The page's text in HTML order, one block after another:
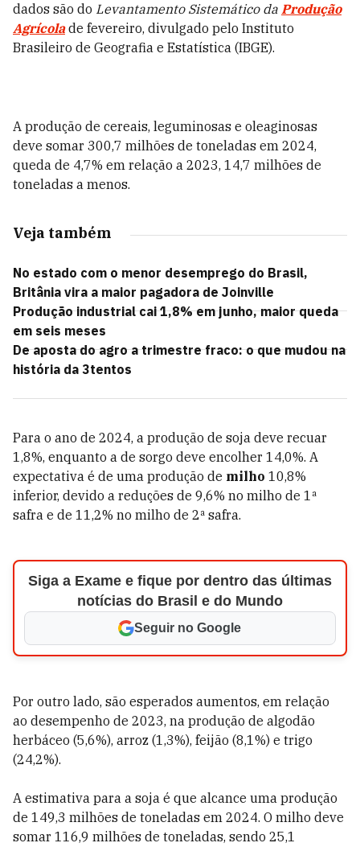
dados são do Levantamento Sistemático da Produção
Agrícolade fevereiro, divulgado pelo Instituto
Brasileiro de Geografia e Estatística (IBGE).
A produção de cereais, leguminosas e oleaginosas
deve somar 300,7 milhões de toneladas em 2024,
queda de 4,7% em relação a 2023, 14,7 milhões de
toneladas a menos.
Veja também
No estado com o menor desemprego do Brasil,
Britânia vira a maior pagadora de Joinville
Produção industrial cai 1,8% em junho, maior queda
em seis meses
De aposta do agro a trimestre fraco: o que mudou na
história da 3tentos
Para o ano de 2024, a produção de soja deve recuar
1,8%, enquanto a de sorgo deve encolher 14,0%. A
expectativa é de uma produção de milho 10,8%
inferior, devido a reduções de 9,6% no milho de 1ª
safra e de 11,2% no milho de 2ª safra.
Siga a Exame e fique por dentro das últimas
notícias do Brasil e do Mundo
Seguir no Google
Por outro lado, são esperados aumentos, em relação
ao desempenho de 2023, na produção de algodão
herbáceo (5,6%), arroz (1,3%), feijão (8,1%) e trigo
(24,2%).
A estimativa para a soja é que alcance uma produção
de 149,3 milhões de toneladas em 2024. O milho deve
somar 116,9 milhões de toneladas, sendo 25,1